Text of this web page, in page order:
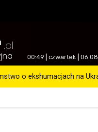
.pl
00:49 | czwartek |
o ekshumacjach na